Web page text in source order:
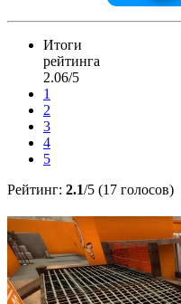
Итоги
рейтинга
2.06/5
1
2
3
4
5
Рейтинг: 2.1/5 (17 голосов)